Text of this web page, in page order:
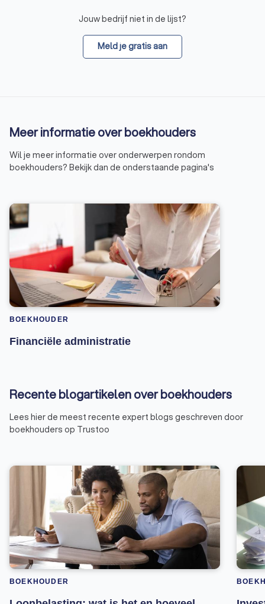
Jouw bedrijf niet in de lijst?
Meld je gratis aan
Meer informatie over boekhouders
Wil je meer informatie over onderwerpen rondom
boekhouders? Bekijk dan de onderstaande pagina's
BOEKHOUDER
Financiële administratie
Recente blogartikelen over boekhouders
Lees hier de meest recente expert blogs geschreven door
boekhouders op Trustoo
BOEKHOUDER